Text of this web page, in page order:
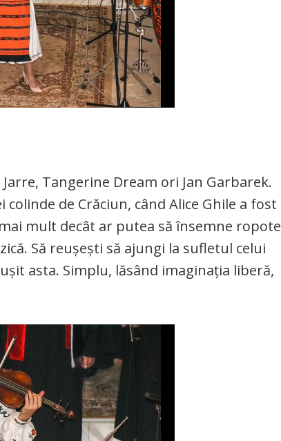
Tangerine Dream ori Jan Garbarek.
de Crăciun, când Alice Ghile a fost
mult decât ar putea să însemne ropote
Să reușești să ajungi la sufletul celui
asta. Simplu, lăsând imaginația liberă,